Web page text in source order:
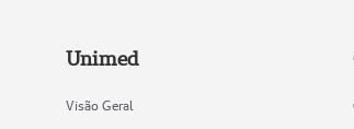
Unimed
Visão Geral